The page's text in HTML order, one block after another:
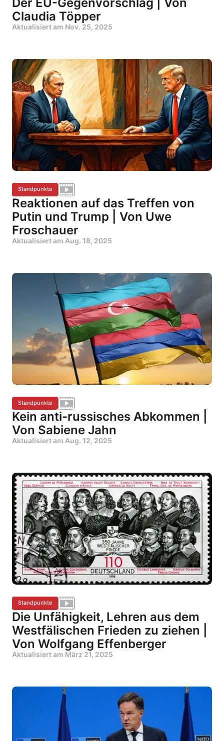
Claudia Töpper
Aktualisiert am Nov. 25, 2025
Standpunkte
Reaktionen auf das Treffen von
Putin und Trump | Von Uwe
Froschauer
Aktualisiert am Aug. 18, 2025
Standpunkte
Kein anti-russisches Abkommen |
Von Sabiene Jahn
Aktualisiert am Aug. 12, 2025
Standpunkte
Die Unfähigkeit, Lehren aus dem
Westfälischen Frieden zu ziehen |
Von Wolfgang Effenberger
Aktualisiert am März 21, 2025